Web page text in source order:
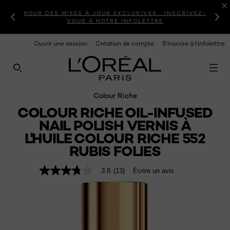
POUR DES MISES À JOUR EXCLUSIVES : INSCRIVEZ-
VOUS À NOTRE INFOLETTRE
Ouvrir une session Création de compte S'inscrire à l'infolettre
RECHERCHE CE SITE
Colour Riche
COLOUR RICHE OIL-INFUSED
NAIL POLISH VERNIS À
L'HUILE COLOUR RICHE 552
RUBIS FOLIES
3.8
3.8 (13) Écrire un avis